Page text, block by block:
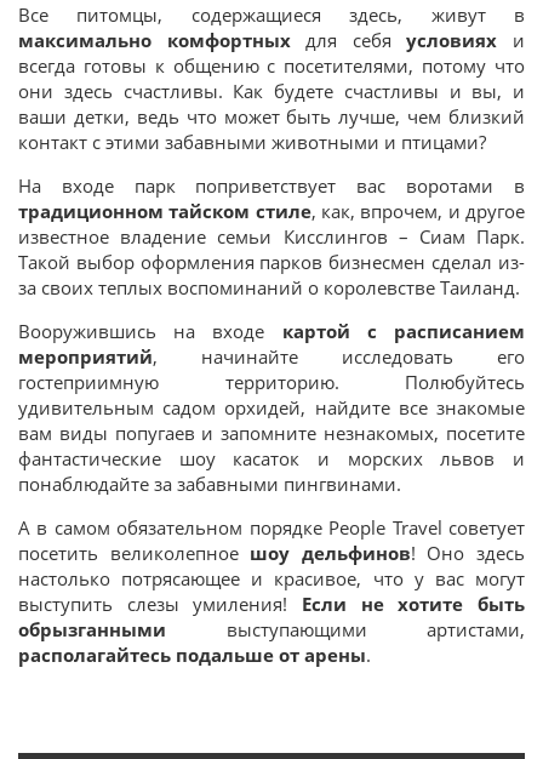
Все питомцы, содержащиеся здесь, живут в
максимально комфортныхдля себяусловиях и
всегда готовы к общению с посетителями, потому что
они здесь счастливы. Как будете счастливы и вы, и
ваши детки, ведь что может быть лучше, чем близкий
контакт с этими забавными животными и птицами?
На входе парк поприветствует вас воротами в
традиционном тайском стиле, как, впрочем, и другое
известное владение семьи Кисслингов – Сиам Парк.
Такой выбор оформления парков бизнесмен сделал из-
за своих теплых воспоминаний о королевстве Таиланд.
Вооружившись на входе картой с расписанием
мероприятий, начинайте исследовать его
гостеприимную территорию. Полюбуйтесь
удивительным садом орхидей, найдите все знакомые
вам виды попугаев и запомните незнакомых, посетите
фантастические шоу касаток и морских львов и
понаблюдайте за забавными пингвинами.
А в самом обязательном порядке People Travel советует
посетить великолепное шоу дельфинов! Оно здесь
настолько потрясающее и красивое, что у вас могут
выступить слезы умиления! Если не хотите быть
обрызганными выступающими артистами,
располагайтесь подальше от арены.